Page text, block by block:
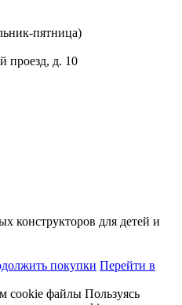
пятница)
проезд, д. 10
конструкторов для детей и
покупки Перейти в
cookie файлы Пользуясь